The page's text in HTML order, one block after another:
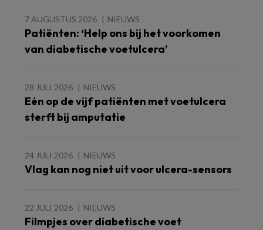
7 AUGUSTUS 2026 NIEUWS
Patiënten: ‘Help ons bij het voorkomen
van diabetische voetulcera’
28 JULI 2026 NIEUWS
Eén op de vijf patiënten met voetulcera
sterft bij amputatie
24 JULI 2026 NIEUWS
Vlag kan nog niet uit voor ulcera-sensors
22 JULI 2026 NIEUWS
Filmpjes over diabetische voet